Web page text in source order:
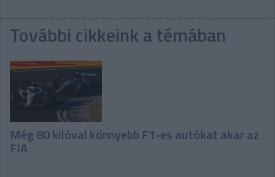
További cikkeink a témában
Még 80 kilóval könnyebb F1-es autókat akar az
FIA